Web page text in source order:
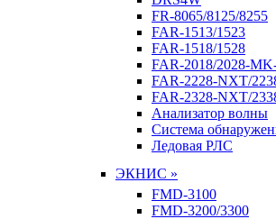
FR-8065/8125/8255
FAR-1513/1523
FAR-1518/1528
FAR-2018/2028-
FAR-2228-NXT/
FAR-2328-NXT/
Анализатор волны
Система
Ледовая РЛС
ЭКНИС »
FMD-3100
FMD-3200/3300